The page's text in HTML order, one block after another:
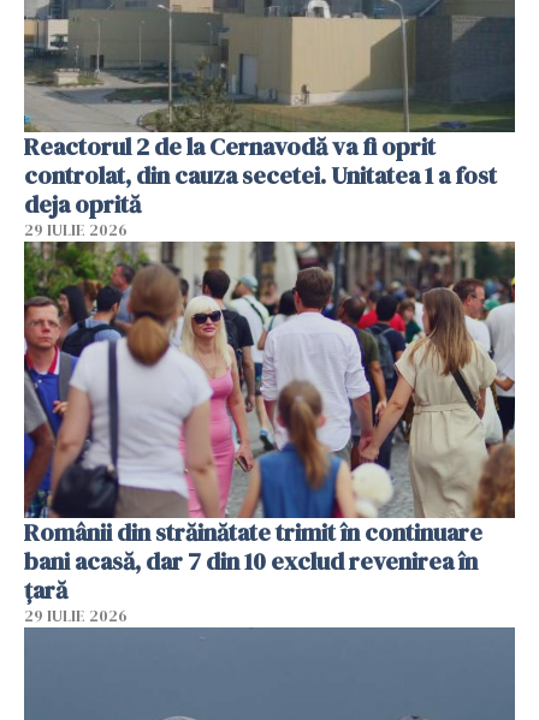
Reactorul 2 de la Cernavodă va fi oprit
controlat, din cauza secetei. Unitatea 1 a fost
deja oprită
29 IULIE 2026
Românii din străinătate trimit în continuare
bani acasă, dar 7 din 10 exclud revenirea în
țară
29 IULIE 2026